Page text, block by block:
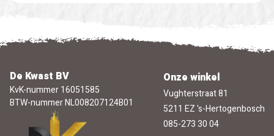
De Kwast BV
KvK-nummer 16051585
BTW-nummer NL008207124B01
Onze winkel
Vughterstraat 81
5211 EZ 's-Hertogenbosch
085-273 30 04